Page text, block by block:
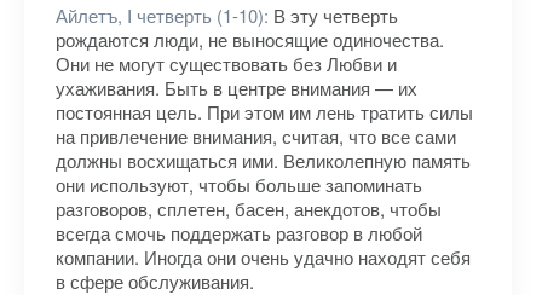
Айлетъ, I четверть (1-10): В эту четверть
рождаются люди, не выносящие одиночества.
Они не могут существовать без Любви и
ухаживания. Быть в центре внимания — их
постоянная цель. При этом им лень тратить силы
на привлечение внимания, считая, что все сами
должны восхищаться ими. Великолепную память
они используют, чтобы больше запоминать
разговоров, сплетен, басен, анекдотов, чтобы
всегда смочь поддержать разговор в любой
компании. Иногда они очень удачно находят себя
в сфере обслуживания.